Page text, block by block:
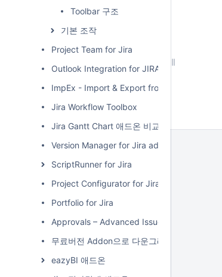
Toolbar 구조
기본 조작
Project Team for Jira
Outlook Integration for JIRA
ImpEx - Import & Export from/to MS Excel
Jira Workflow Toolbox
Jira Gantt Chart 애드온 비교
Version Manager for Jira add-on
ScriptRunner for Jira
Project Configurator for Jira
Portfolio for Jira
Approvals – Advanced Issue Acceptance
무료버전 Addon으로 다운그레이드 하기
eazyBI 애드온